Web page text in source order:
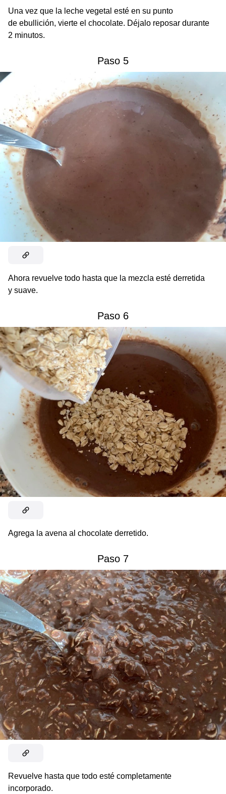
Una vez que la leche vegetal esté en su punto
de ebullición, vierte el chocolate. Déjalo reposar durante
2 minutos.
Paso 5
Ahora revuelve todo hasta que la mezcla esté derretida
y suave.
Paso 6
Agrega la avena al chocolate derretido.
Paso 7
Revuelve hasta que todo esté completamente
incorporado.